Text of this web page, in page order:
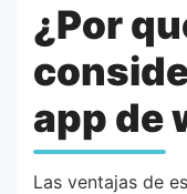
¿Por
app de
Las ventajas de